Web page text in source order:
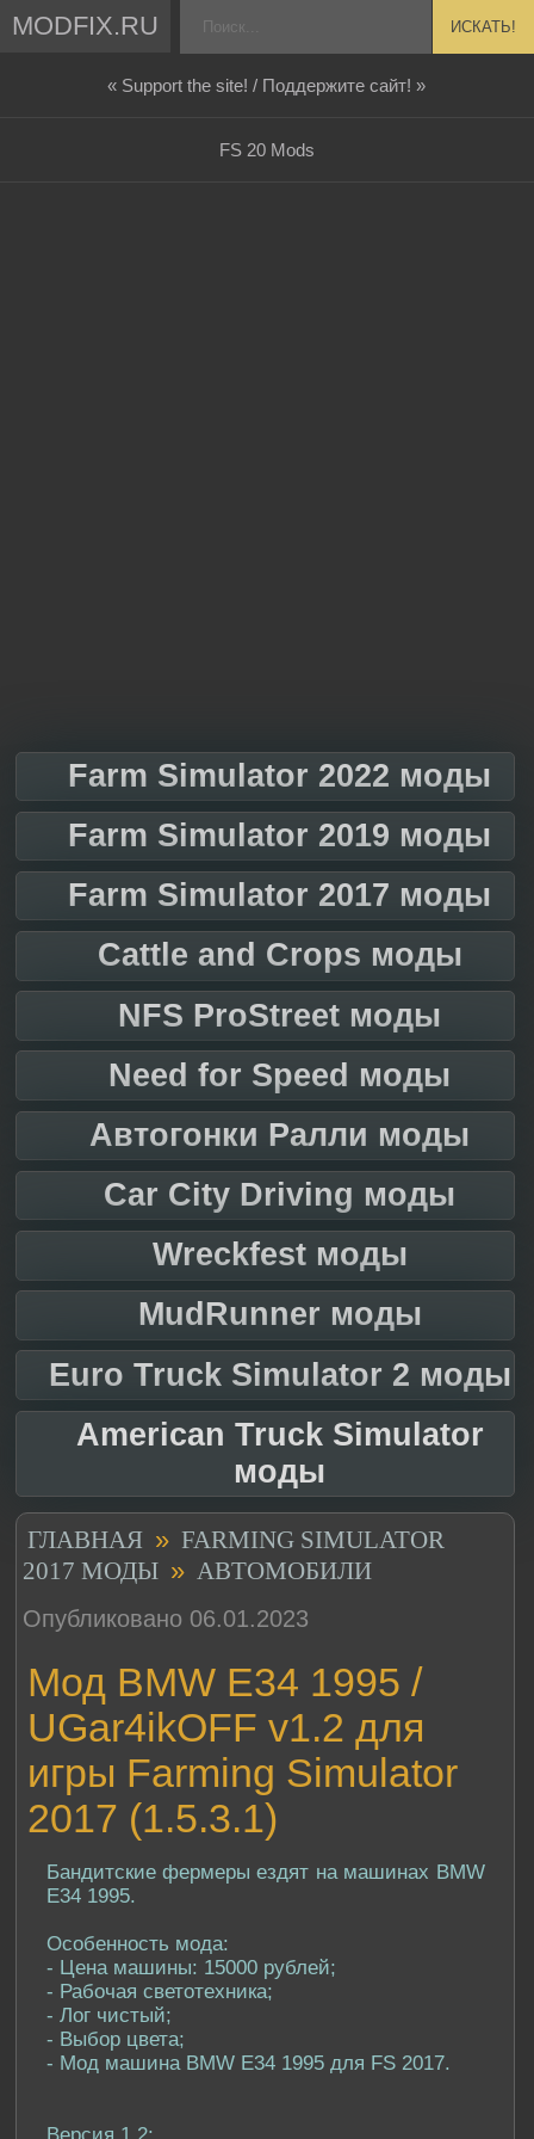
MODFIX.RU ИСКАТЬ!
« Support the site! / Поддержите сайт! »
FS 20 Mods
Farm Simulator 2022 моды
Farm Simulator 2019 моды
Farm Simulator 2017 моды
Cattle and Crops моды
NFS ProStreet моды
Need for Speed моды
Автогонки Ралли моды
Car City Driving моды
Wreckfest моды
MudRunner моды
Euro Truck Simulator 2 моды
American Truck Simulator
моды
ГЛАВНАЯ » FARMING SIMULATOR
2017 МОДЫ » АВТОМОБИЛИ
Опубликовано 06.01.2023
Мод BMW E34 1995 /
UGar4ikOFF v1.2 для
игры Farming Simulator
2017 (1.5.3.1)
Бандитские фермеры ездят на машинах BMW
E34 1995.
Особенность мода:
- Цена машины: 15000 рублей;
- Рабочая светотехника;
- Лог чистый;
- Выбор цвета;
- Мод машина BMW E34 1995 для FS 2017.
Версия 1.2: